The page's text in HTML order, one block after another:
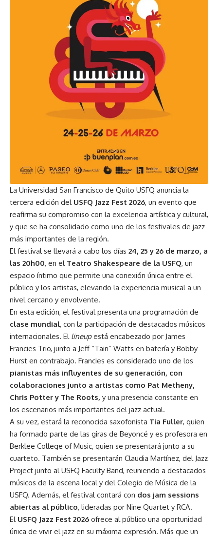
La Universidad San Francisco de Quito USFQ anuncia la
tercera edición del USFQ Jazz Fest 2026, un evento que
reafirma su compromiso con la excelencia artística y cultural,
y que se ha consolidado como uno de los festivales de jazz
más importantes de la región.
El festival se llevará a cabo los días 24, 25 y 26 de marzo, a
las 20h00, en el Teatro Shakespeare de la USFQ, un
espacio íntimo que permite una conexión única entre el
público y los artistas, elevando la experiencia musical a un
nivel cercano y envolvente.
En esta edición, el festival presenta una programación de
clase mundial, con la participación de destacados músicos
internacionales. El lineupestá encabezado por James
Francies Trio, junto a Jeff “Tain” Watts en batería y Bobby
Hurst en contrabajo. Francies es considerado uno de los
pianistas más influyentes de su generación, con
colaboraciones junto a artistas como Pat Metheny,
Chris Potter y The Roots, y una presencia constante en
los escenarios más importantes del jazz actual.
A su vez, estará la reconocida saxofonista Tia Fuller, quien
ha formado parte de las giras de Beyoncé y es profesora en
Berklee College of Music, quien se presentará junto a su
cuarteto. También se presentarán Claudia Martínez, del Jazz
Project junto al USFQ Faculty Band, reuniendo a destacados
músicos de la escena local y del Colegio de Música de la
USFQ. Además, el festival contará con dos jam sessions
abiertas al público, lideradas por Nine Quartet y RCA.
El USFQ Jazz Fest 2026 ofrece al público una oportunidad
única de vivir el jazz en su máxima expresión. Más que un